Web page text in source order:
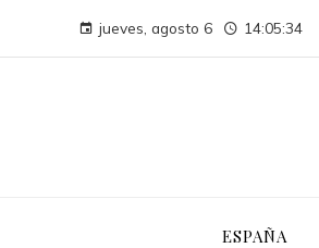
jueves, agosto 6 14:05:35
ESPAÑA